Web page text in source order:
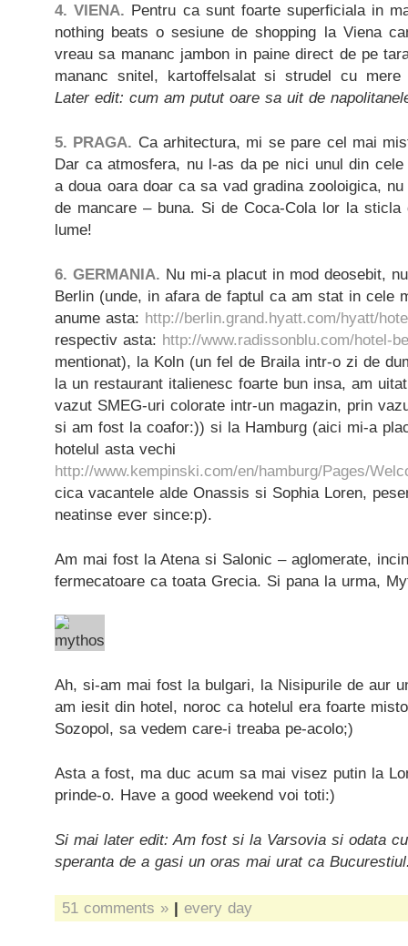
4. VIENA. Pentru ca sunt foarte superficiala in
nothing beats o sesiune de shopping la Viena
vreau sa mananc jambon in paine direct de pe
mananc snitel, kartoffelsalat si strudel cu
Later edit: cum am putut oare sa uit de
5. PRAGA. Ca arhitectura, mi se pare cel mai
Dar ca atmosfera, nu l-as da pe nici unul din
a doua oara doar ca sa vad gradina zooloigica,
de mancare – buna. Si de Coca-Cola lor la
lume!
6. GERMANIA. Nu mi-a placut in mod deosebit,
Berlin (unde, in afara de faptul ca am stat in cele
anume asta: http://berlin.grand.hyatt.com/hyatt/
respectiv asta: http://www.radissonblu.com/hotel-
mentionat), la Koln (un fel de Braila intr-o zi de
la un restaurant italienesc foarte bun insa, am
vazut SMEG-uri colorate intr-un magazin, prin
si am fost la coafor:)) si la Hamburg (aici mi-a
hotelul asta vechi
http://www.kempinski.com/en/hamburg/Pages/
cica vacantele alde Onassis si Sophia Loren,
neatinse ever since:p).
Am mai fost la Atena si Salonic – aglomerate,
fermecatoare ca toata Grecia. Si pana la urma,
Ah, si-am mai fost la bulgari, la Nisipurile de aur
am iesit din hotel, noroc ca hotelul era foarte
Sozopol, sa vedem care-i treaba pe-acolo;)
Asta a fost, ma duc acum sa mai visez putin la
prinde-o. Have a good weekend voi toti:)
Si mai later edit: Am fost si la Varsovia si odata
speranta de a gasi un oras mai urat ca
51 comments » | every day